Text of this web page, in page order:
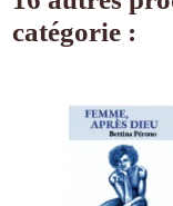
catégorie :